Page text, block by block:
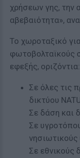
χρήσεων γης, την
αβεβαιότητα»,
Το χωροταξικό
φωτοβολταϊκούς
εφεξής, οριζόντια:
Σε όλες τις
δικτύου
Σε δάση και
Σε
Σε εθνικούς